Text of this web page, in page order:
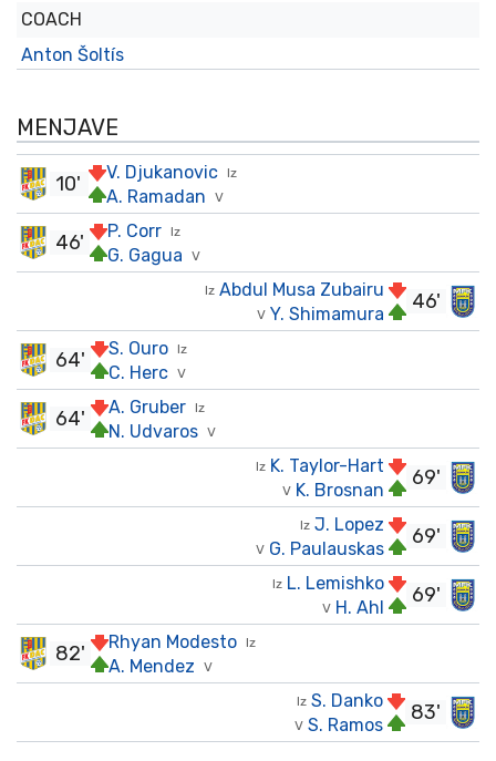
COACH
Anton Šoltís
MENJAVE
Iz
V. Djukanovic
V
A. Ramadan
10'
Iz
P. Corr
V
G. Gagua
46'
46'
Iz Abdul Musa Zubairu
V Y. Shimamura
Iz
S. Ouro
V
C. Herc
64'
Iz
A. Gruber
V
N. Udvaros
64'
69'
Iz K. Taylor-Hart
V K. Brosnan
69'
Iz J. Lopez
V G. Paulauskas
69'
Iz L. Lemishko
V H. Ahl
Iz
Rhyan Modesto
V
A. Mendez
82'
83'
Iz S. Danko
V S. Ramos